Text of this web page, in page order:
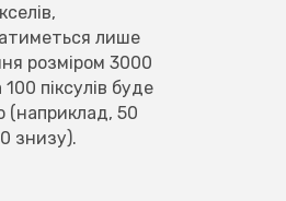
лише
розміром 3000
піксулів буде
(наприклад, 50
знизу).